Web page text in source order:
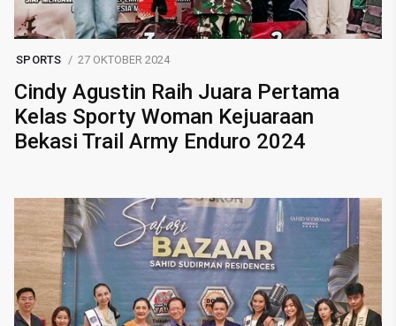
SPORTS 27 OKTOBER 2024
Cindy Agustin Raih Juara Pertama
Kelas Sporty Woman Kejuaraan
Bekasi Trail Army Enduro 2024